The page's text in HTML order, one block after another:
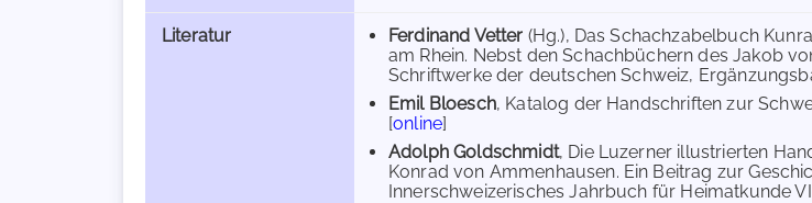
Literatur Ferdinand Vetter (Hg.), Das Schachzabelbuch
am Rhein. Nebst den Schachbüchern des Jakob
Schriftwerke der deutschen Schweiz,
Emil Bloesch, Katalog der Handschriften zur
[online]
Adolph Goldschmidt, Die Luzerner illustrierten
Konrad von Ammenhausen. Ein Beitrag zur
Innerschweizerisches Jahrbuch für Heimatkunde